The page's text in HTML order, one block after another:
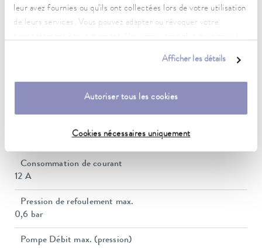
leur avez fournies ou qu'ils ont collectées lors de votre utilisation
de leurs services. Vous pouvez adapter ou révoquer votre
Afficher les détails
Autoriser tous les cookies
Cookies nécessaires uniquement
Plage de température ambiante
5 ... 40 °C
Puissance absorbée max.
Consommation de courant
12 A
Pression de refoulement max.
0,6 bar
Pompe Débit max. (pression)